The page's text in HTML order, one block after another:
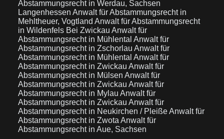
Abstammungsrecht in Werdau, Sachsen
Langenhessen Anwalt für Abstammungsrecht in
Mehltheuer, Vogtland Anwalt für Abstammungsrecht
in Wildenfels Bei Zwickau Anwalt für
Abstammungsrecht in Mühlental Anwalt für
Abstammungsrecht in Zschorlau Anwalt für
Abstammungsrecht in Mühlental Anwalt für
Abstammungsrecht in Zwickau Anwalt für
Abstammungsrecht in Mülsen Anwalt für
Abstammungsrecht in Zwickau Anwalt für
Abstammungsrecht in Mylau Anwalt für
Abstammungsrecht in Zwickau Anwalt für
Abstammungsrecht in Neukirchen / PleißeAnwalt für
Abstammungsrecht in Zwota Anwalt für
Abstammungsrecht in Aue, Sachsen